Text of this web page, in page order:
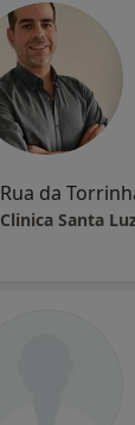
Rua da
Clinica Santa